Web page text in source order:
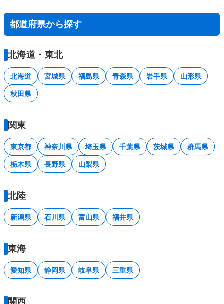
都道府県から探す
北海道・東北
北海道 宮城県 福島県 青森県 岩手県 山形県
秋田県
関東
東京都 神奈川県 埼玉県 千葉県 茨城県 群馬県
栃木県 長野県 山梨県
北陸
新潟県 石川県 富山県 福井県
東海
愛知県 静岡県 岐阜県 三重県
関西